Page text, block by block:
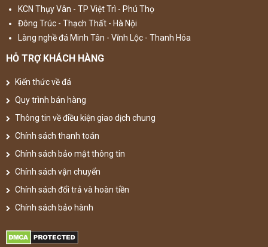
KCN Thụy Vân - TP Việt Trì - Phú Thọ
Đông Trúc - Thạch Thất - Hà Nội
Làng nghề đá Minh Tân - Vĩnh Lộc - Thanh Hóa
HỖ TRỢ KHÁCH HÀNG
Kiến thức về đá
Quy trình bán hàng
Thông tin về điều kiện giao dịch chung
Chính sách thanh toán
Chính sách bảo mật thông tin
Chính sách vận chuyển
Chính sách đổi trả và hoàn tiền
Chính sách bảo hành